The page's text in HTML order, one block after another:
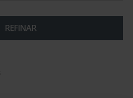
REFINAR